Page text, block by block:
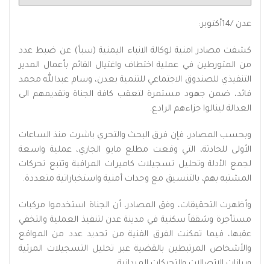
عدن /14أكتوبر:
كشفت مصادر امنية لوكالة الانباء اليمنية (سبأ) عن ضبط عدد
من المتورطين في عملية اختطاف واغتيال القائم بأعمال المدير
التنفيذي للصندوق الاجتماعي للتنمية بعدن، وسام عبدالله محمد
قائد، ضمن جهود مستمرة لتعقب كافة الجناة وتقديمهم الى
العدالة لينالوا جزاءهم الرادع.
وبحسب المصادر، فإن فرق البحث والتحري باشرت منذ الساعات
الأولى للحادثة، التي وقعت مطلع مايو الجاري، عملية واسعة
لجمع الأدلة وتحليل تسجيلات كاميرات المراقبة وتتبع تحركات
المشتبه بهم، بالتنسيق مع وحدات أمنية واستخباراتية متعددة.
وأظهرت التحقيقات، وفق المصادر، أن الجناة استخدموا مركبات
مستأجرة وشققاً سكنية في مدينة عدن لتنفيذ العملية والتخفي
عقبها، فيما تمكنت الفرق الفنية من تحديد عدد من المواقع
والأشخاص المرتبطين بالقضية عبر تحليل التسجيلات المرئية